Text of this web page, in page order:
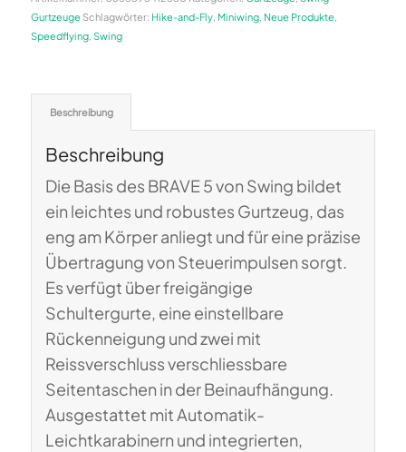
Gurtzeuge Schlagwörter: Hike-and-Fly, Miniwing, Neue Produkte,
Speedflying, Swing
Beschreibung
Beschreibung
Die Basis des BRAVE 5 von Swing bildet
ein leichtes und robustes Gurtzeug, das
eng am Körper anliegt und für eine präzise
Übertragung von Steuerimpulsen sorgt.
Es verfügt über freigängige
Schultergurte, eine einstellbare
Rückenneigung und zwei mit
Reissverschluss verschliessbare
Seitentaschen in der Beinaufhängung.
Ausgestattet mit Automatik-
Leichtkarabinern und integrierten,